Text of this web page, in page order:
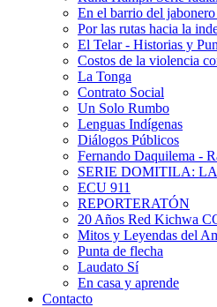
En el barrio del
Por las rutas hacia la
El Telar - Historias y
Costos de la violencia
La Tonga
Contrato Social
Un Solo Rumbo
Lenguas Indígenas
Diálogos Públicos
Fernando Daquilema -
SERIE DOMITILA:
ECU 911
REPORTERATÓN
20 Años Red Kichwa
Mitos y Leyendas del
Punta de flecha
Laudato Sí
En casa y aprende
Contacto